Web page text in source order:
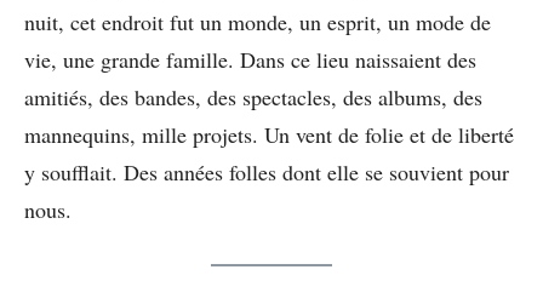
nuit, cet endroit fut un monde, un esprit, un mode de
vie, une grande famille. Dans ce lieu naissaient des
amitiés, des bandes, des spectacles, des albums, des
mannequins, mille projets. Un vent de folie et de liberté
y soufflait. Des années folles dont elle se souvient pour
nous.